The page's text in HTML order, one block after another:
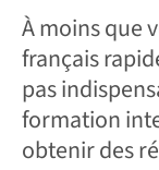
À moins que
français
pas
formation
obtenir des